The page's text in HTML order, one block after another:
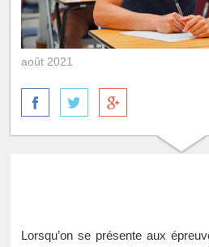
août 2021
Lorsqu’on se présente aux